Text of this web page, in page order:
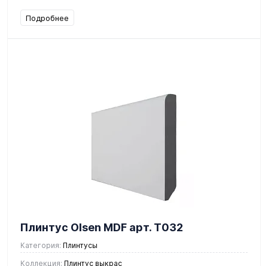
Подробнее
Плинтус Olsen MDF арт. Т032
Категория: Плинтусы
Коллекция: Плинтус выкрас